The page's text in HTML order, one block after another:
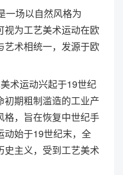
一场以自然风格为
视为工艺美术运动在欧
艺术相统一，发源于欧
术运动兴起于19世纪
初期粗制滥造的工业产
格，旨在恢复中世纪手
动始于19世纪末，全
史主义，受到工艺美术